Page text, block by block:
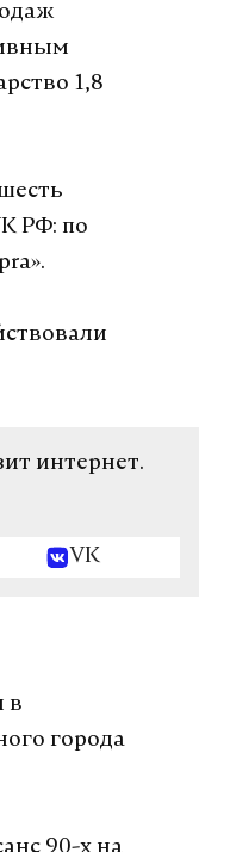
1,8
РФ: по
интернет.
VK
в
города